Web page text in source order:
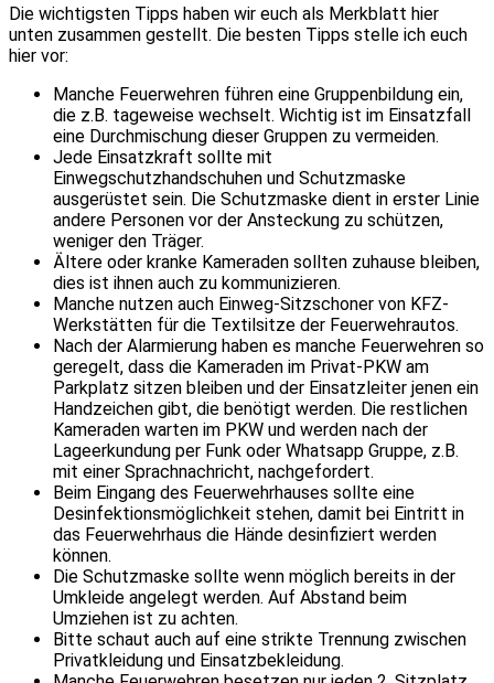
Die wichtigsten Tipps haben wir euch als Merkblatt hier
unten zusammen gestellt. Die besten Tipps stelle ich euch
hier vor:
Manche Feuerwehren führen eine Gruppenbildung ein,
die z.B. tageweise wechselt. Wichtig ist im Einsatzfall
eine Durchmischung dieser Gruppen zu vermeiden.
Jede Einsatzkraft sollte mit
Einwegschutzhandschuhen und Schutzmaske
ausgerüstet sein. Die Schutzmaske dient in erster Linie
andere Personen vor der Ansteckung zu schützen,
weniger den Träger.
Ältere oder kranke Kameraden sollten zuhause bleiben,
dies ist ihnen auch zu kommunizieren.
Manche nutzen auch Einweg-Sitzschoner von KFZ-
Werkstätten für die Textilsitze der Feuerwehrautos.
Nach der Alarmierung haben es manche Feuerwehren so
geregelt, dass die Kameraden im Privat-PKW am
Parkplatz sitzen bleiben und der Einsatzleiter jenen ein
Handzeichen gibt, die benötigt werden. Die restlichen
Kameraden warten im PKW und werden nach der
Lageerkundung per Funk oder Whatsapp Gruppe, z.B.
mit einer Sprachnachricht, nachgefordert.
Beim Eingang des Feuerwehrhauses sollte eine
Desinfektionsmöglichkeit stehen, damit bei Eintritt in
das Feuerwehrhaus die Hände desinfiziert werden
können.
Die Schutzmaske sollte wenn möglich bereits in der
Umkleide angelegt werden. Auf Abstand beim
Umziehen ist zu achten.
Bitte schaut auch auf eine strikte Trennung zwischen
Privatkleidung und Einsatzbekleidung.